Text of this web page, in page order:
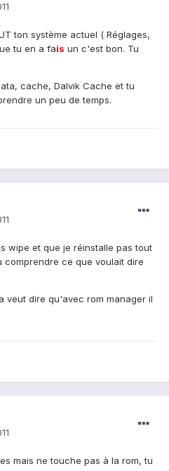
ton système actuel ( Réglages,
tu en a fais un c'est bon. Tu
cache, Dalvik Cache et tu
un peu de temps.
wipe et que je réinstalle pas tout
ce que voulait dire
veut dire qu'avec rom manager il
mais ne touche pas à la rom, tu